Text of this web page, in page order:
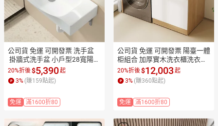
公司貨 免運 可開發票 洗手盆
掛牆式洗手盆 小戶型28寬陽臺
衛生間陶瓷洗手盆 簡易洗臉洗
手池 洗漱台工廠現貨直銷 售後
保障 全館折扣 店長新品推薦 7
20%折後$5,390起
3% (賺159點起)
免運 滿1600折80
公司貨 免運 可開發票 陽臺一體
柜組合 加厚實木洗衣櫃洗衣池
盆滾筒洗衣機 伴侶帶搓板定製
工廠現貨直銷 售後保障 全館折
扣 店長新品推薦 7ZM83
20%折後$12,003起
3% (賺360點起)
免運 滿1600折80